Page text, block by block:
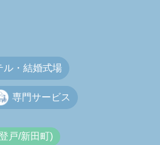
ル・結婚式場
専門サービス
戸/新田町)